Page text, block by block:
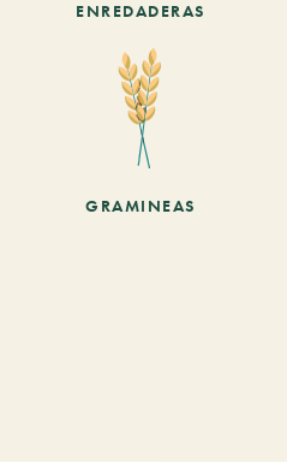
ENREDADERAS
GRAMINEAS